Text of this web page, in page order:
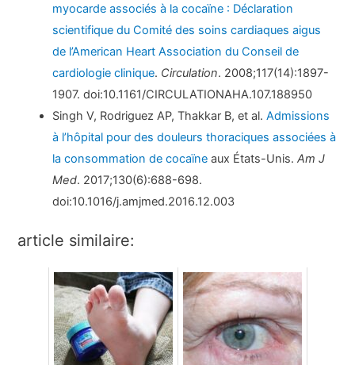
myocarde associés à la cocaïne : Déclaration
scientifique du Comité des soins cardiaques aigus
de l’American Heart Association du Conseil de
cardiologie clinique. Circulation. 2008;117(14):1897-
1907. doi:10.1161/CIRCULATIONAHA.107.188950
Singh V, Rodriguez AP, Thakkar B, et al.Admissions
à l’hôpital pour des douleurs thoraciques associées à
la consommation de cocaïne aux États-Unis.Am J
Med. 2017;130(6):688-698.
doi:10.1016/j.amjmed.2016.12.003
article similaire: